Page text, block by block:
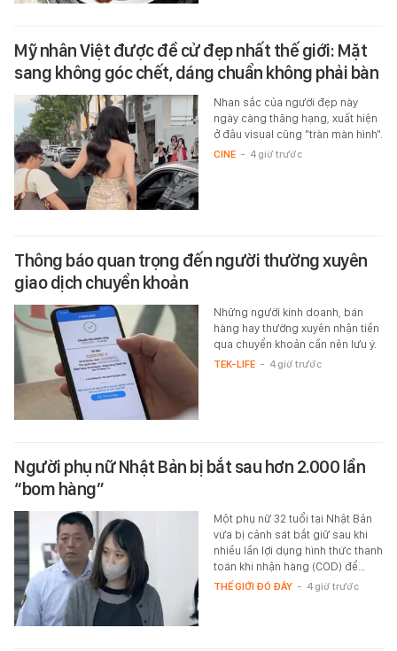
Mỹ nhân Việt được đề cử đẹp nhất thế giới: Mặt
sang không góc chết, dáng chuẩn không phải bàn
Nhan sắc của người đẹp này
ngày càng thăng hạng, xuất hiện
ở đâu visual cũng "tràn màn hình".
CINE - 4 giờ trước
Thông báo quan trọng đến người thường xuyên
giao dịch chuyển khoản
Những người kinh doanh, bán
hàng hay thường xuyên nhận tiền
qua chuyển khoản cần nên lưu ý.
TEK-LIFE - 4 giờ trước
Người phụ nữ Nhật Bản bị bắt sau hơn 2.000 lần
“bom hàng”
Một phụ nữ 32 tuổi tại Nhật Bản
vừa bị cảnh sát bắt giữ sau khi
nhiều lần lợi dụng hình thức thanh
toán khi nhận hàng (COD) để…
THẾ GIỚI ĐÓ ĐÂY - 4 giờ trước